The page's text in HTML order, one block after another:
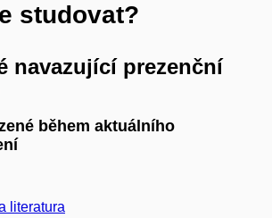
studovat?
navazující prezenční
během aktuálního
literatura